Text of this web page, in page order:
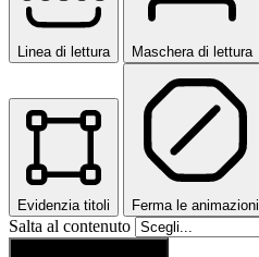
Linea di lettura Maschera di lettura
Evidenzia titoli Ferma le animazioni
Salta al contenuto